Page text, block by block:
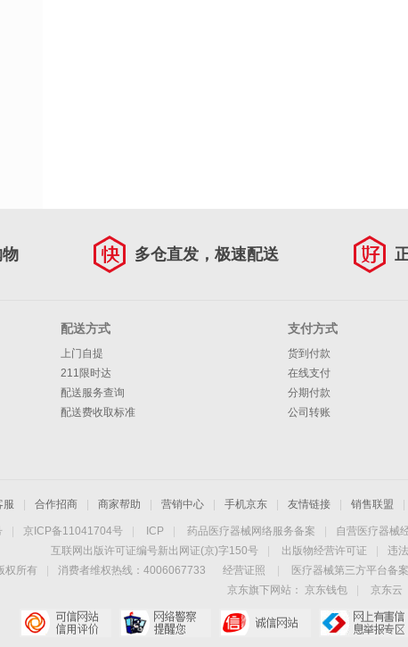
多仓直发，极速配送
配送方式
上门自提
211限时达
配送服务查询
配送费收取标准
支付方式
货到付款
在线支付
分期付款
公司转账
服 合作招商 商家帮助 营销中心 手机京东 友情链接 销售联盟
京ICP备11041704号 ICP 药品医疗器械网络服务备案 自营医疗器械
互联网出版许可证编号新出网证(京)字150号
出版物经营许可证
违
权所有 消费者维权热线：4006067733 经营证照 医疗器械第三方平台备
京东旗下网站：
京东钱包 京东云